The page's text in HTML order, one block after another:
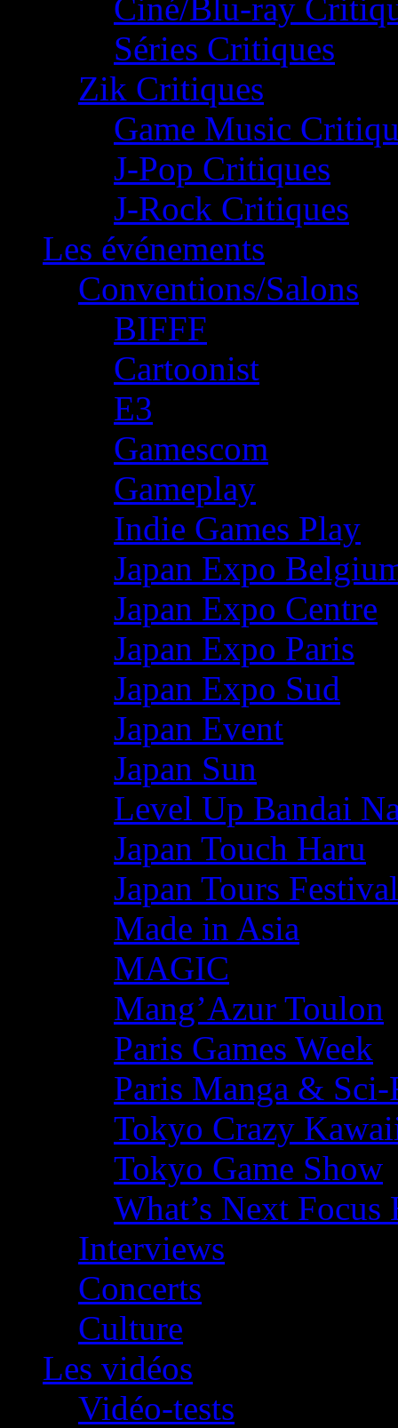
Ciné/Blu-ray
Séries Critiques
Zik Critiques
Game Music
J-Pop Critiques
J-Rock Critiques
Les événements
Conventions/Salons
BIFFF
Cartoonist
E3
Gamescom
Gameplay
Indie Games Play
Japan Expo
Japan Expo Centre
Japan Expo Paris
Japan Expo Sud
Japan Event
Japan Sun
Level Up Bandai
Japan Touch Haru
Japan Tours Festival
Made in Asia
MAGIC
Mang’Azur Toulon
Paris Games Week
Paris Manga &
Tokyo Crazy
Tokyo Game Show
What’s Next
Interviews
Concerts
Culture
Les vidéos
Vidéo-tests